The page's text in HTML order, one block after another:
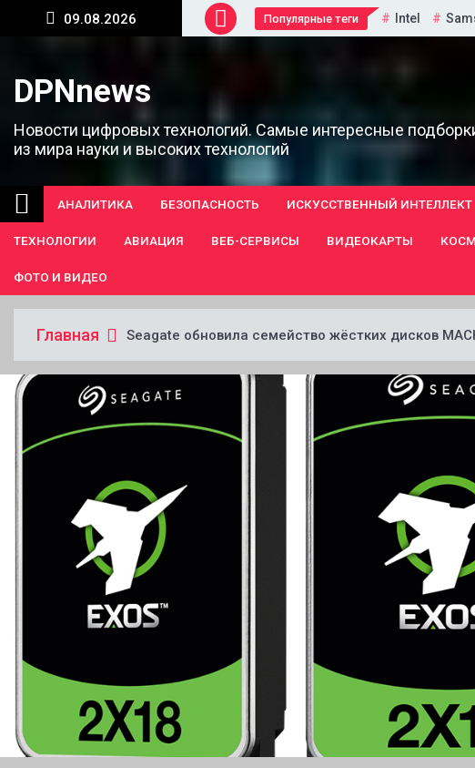
Перейти
09.08.2026 Популярные теги Intel
DPNnews
Новости цифровых технологий. Самые интересные
из мира науки и высоких технологий
АНАЛИТИКА БЕЗОПАСНОСТЬ ИСКУССТВЕННЫЙ ИНТЕЛЛЕКТ
ТЕХНОЛОГИИ АВИАЦИЯ ВЕБ-СЕРВИСЫ ВИДЕОКАРТЫ
ФОТО И ВИДЕО
Главная Seagate обновила семейство жёстких дисков